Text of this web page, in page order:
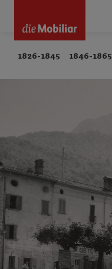
1826-1845 1846-1865